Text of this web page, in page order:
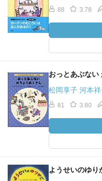
88 3.78
おっとあぶない
松岡享子 河本
81 3.80
ようせいのゆり